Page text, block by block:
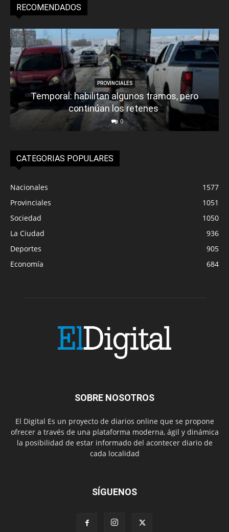
RECOMENDADOS
PROVINCIALES
Temporal: habilitan algunos tramos, pero
continúan los retenes
0
CATEGORIAS POPULARES
Nacionales
1577
Provinciales
1051
Sociedad
1050
La Ciudad
936
Deportes
905
Economía
684
SOBRE NOSOTROS
El Digital Es un proyecto de diarios online que se propone
ofrecer a través de una plataforma moderna, ágil y dinámica
la posibilidad de estar informado del acontecer diario de
cada localidad
SÍGUENOS